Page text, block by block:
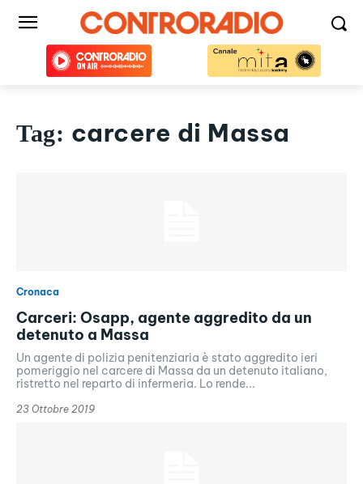
Tag: carcere di Massa
Cronaca
Carceri: Osapp, agente aggredito da un
detenuto a Massa
Un agente di polizia penitenziaria è stato aggredito ieri
pomeriggio nel carcere di Massa da un detenuto italiano,
ristretto nel reparto di infermeria. Lo rende...
23 Ottobre 2019